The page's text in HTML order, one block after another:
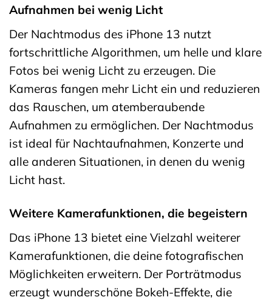
Aufnahmen bei wenig Licht
Der Nachtmodus des iPhone 13 nutzt
fortschrittliche Algorithmen, um helle und klare
Fotos bei wenig Licht zu erzeugen. Die
Kameras fangen mehr Licht ein und reduzieren
das Rauschen, um atemberaubende
Aufnahmen zu ermöglichen. Der Nachtmodus
ist ideal für Nachtaufnahmen, Konzerte und
alle anderen Situationen, in denen du wenig
Licht hast.
Weitere Kamerafunktionen, die begeistern
Das iPhone 13 bietet eine Vielzahl weiterer
Kamerafunktionen, die deine fotografischen
Möglichkeiten erweitern. Der Porträtmodus
erzeugt wunderschöne Bokeh-Effekte, die